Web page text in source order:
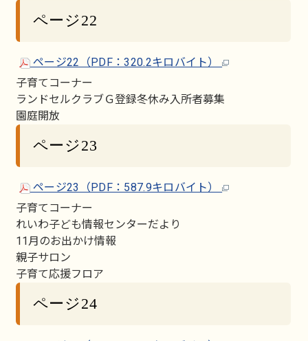
ページ22
ページ22（PDF：320.2キロバイト）
子育てコーナー
ランドセルクラブＧ登録冬休み入所者募集
園庭開放
ページ23
ページ23（PDF：587.9キロバイト）
子育てコーナー
れいわ子ども情報センターだより
11月のお出かけ情報
親子サロン
子育て応援フロア
ページ24